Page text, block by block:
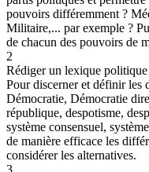
pouvoirs différemment ?
Militaire,... par exemple ?
de chacun des pouvoirs de
2
Rédiger un lexique
Pour discerner et définir les
Démocratie, Démocratie
république, despotisme,
système consensuel,
de manière efficace les
considérer les alternatives.
3